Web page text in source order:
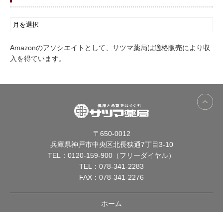
Amazonのアソシエイトとして、サツマ薬局は適格販売により収
入を得ています。
〒650-0012
兵庫県神戸市中央区北長狭通7丁目3-10
TEL： 0120-159-900（フリーダイヤル）
TEL： 078-341-2283
FAX：078-341-2276
ホーム